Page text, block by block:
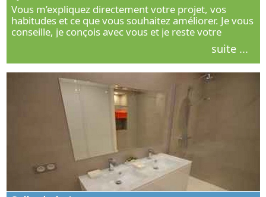
Vous m’expliquez directement votre projet, vos
habitudes et ce que vous souhaitez améliorer. Je vous
conseille, je conçois avec vous et je reste votre
interlocuteur principal. Découvrez ma façon de vous
suite ...